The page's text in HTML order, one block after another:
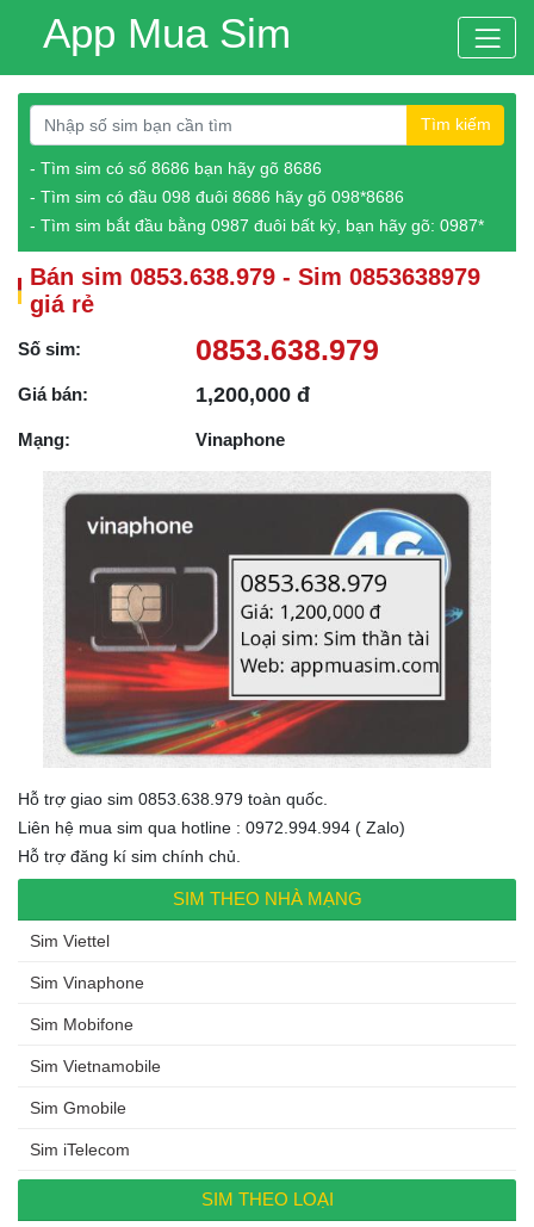
App Mua Sim
Tìm kiếm
- Tìm sim có số 8686 bạn hãy gõ 8686
- Tìm sim có đầu 098 đuôi 8686 hãy gõ 098*8686
- Tìm sim bắt đầu bằng 0987 đuôi bất kỳ, bạn hãy gõ: 0987*
Bán sim 0853.638.979 - Sim 0853638979
giá rẻ
Số sim: 0853.638.979
Giá bán: 1,200,000 đ
Mạng: Vinaphone
Hỗ trợ giao sim 0853.638.979 toàn quốc.
Liên hệ mua sim qua hotline : 0972.994.994 ( Zalo)
Hỗ trợ đăng kí sim chính chủ.
SIM THEO NHÀ MẠNG
Sim Viettel
Sim Vinaphone
Sim Mobifone
Sim Vietnamobile
Sim Gmobile
Sim iTelecom
SIM THEO LOẠI